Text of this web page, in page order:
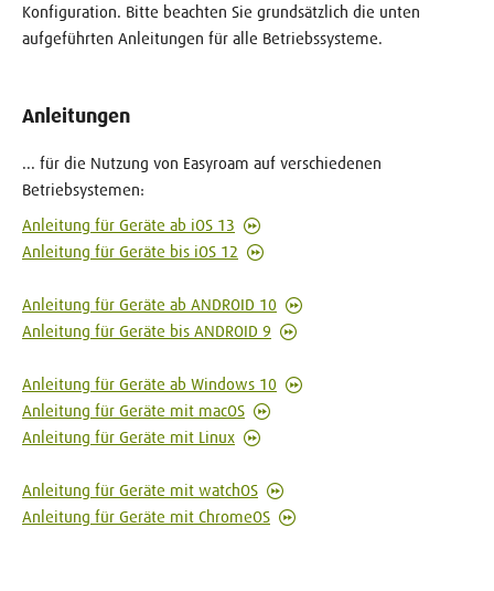
Konfiguration. Bitte beachten Sie grundsätzlich die unten
aufgeführten Anleitungen für alle Betriebssysteme.
Anleitungen
... für die Nutzung von Easyroam auf verschiedenen
Betriebsystemen:
Anleitung für Geräte ab iOS 13
Anleitung für Geräte bis iOS 12
Anleitung für Geräte ab ANDROID 10
Anleitung für Geräte bis ANDROID 9
Anleitung für Geräte ab Windows 10
Anleitung für Geräte mit macOS
Anleitung für Geräte mit Linux
Anleitung für Geräte mit watchOS
Anleitung für Geräte mit ChromeOS